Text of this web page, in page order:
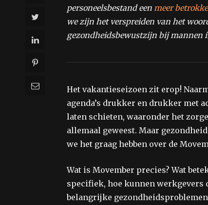
personeelsbestand een meer
we zijnhet verspreiden van het
gezondheidsbewustzijn bij mannen
Het vakantieseizoen zit erop!
agenda’s drukker en drukker met
laten schieten, waaronder het
allemaal geweest. Maar
we het graag hebben over de
Wat is Movember precies? Wat
specifiek, hoe kunnen werkgevers
belangrijke